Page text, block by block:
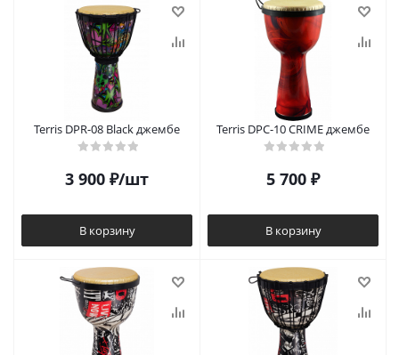
Terris DPR-08 Black джембе
3 900 ₽/шт
В корзину
Terris DPC-10 CRIME джембе
5 700 ₽
В корзину